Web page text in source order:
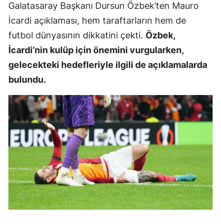
Galatasaray Başkanı Dursun Özbek’ten Mauro
İcardi açıklaması, hem taraftarların hem de
futbol dünyasının dikkatini çekti. Özbek,
İcardi’nin kulüp için önemini vurgularken,
gelecekteki hedefleriyle ilgili de açıklamalarda
bulundu.